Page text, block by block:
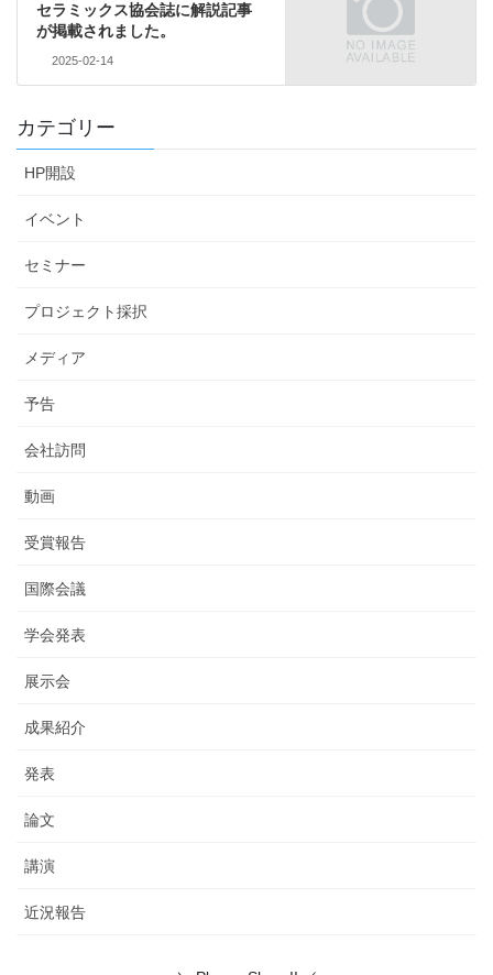
セラミックス協会誌に解説記事
が掲載されました。
2025-02-14
カテゴリー
HP開設
イベント
セミナー
プロジェクト採択
メディア
予告
会社訪問
動画
受賞報告
国際会議
学会発表
展示会
成果紹介
発表
論文
講演
近況報告